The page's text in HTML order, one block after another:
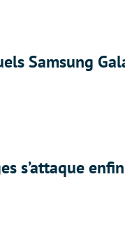
Samsung
s’attaque